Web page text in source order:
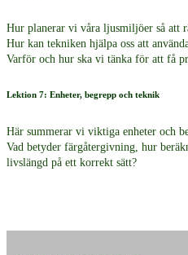
Hur planerar vi våra ljusmiljöer så att
Hur kan tekniken hjälpa oss att
Varför och hur ska vi tänka för att få
Lektion 7: Enheter, begrepp och teknik
Här summerar vi viktiga enheter och
Vad betyder färgåtergivning, hur
livslängd på ett korrekt sätt?